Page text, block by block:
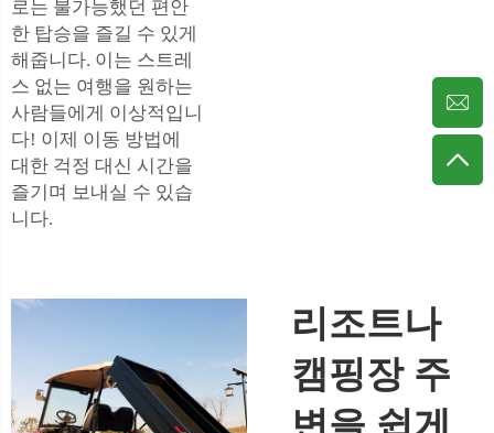
로는 불가능했던 편안
한 탑승을 즐길 수 있게
해줍니다. 이는 스트레
스 없는 여행을 원하는
사람들에게 이상적입니
다! 이제 이동 방법에
대한 걱정 대신 시간을
즐기며 보내실 수 있습
니다.
리조트나
캠핑장 주
변을 쉽게